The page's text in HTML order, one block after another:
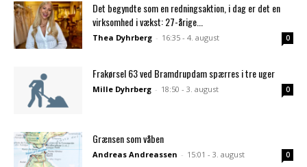
Det begyndte som en redningsaktion, i dag er det en
virksomhed i vækst: 27-årige...
Thea Dyhrberg - 16:35 - 4. august 0
Frakørsel 63 ved Bramdrupdam spærres i tre uger
Mille Dyhrberg - 18:50 - 3. august 0
Grænsen som våben
Andreas Andreassen - 15:01 - 3. august 0